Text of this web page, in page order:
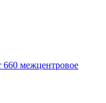
660 межцентровое